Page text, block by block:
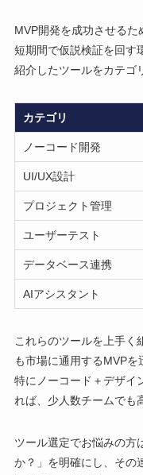
MVP開発を成功させるた
短期間で仮説検証を回す
紹介したツールをカテゴ
カテゴリ
ノーコード開発
UI/UX設計
プロジェクト管理
ユーザーテスト
データベース連携
AIアシスタント
これらのツールを上手く
も市場に通用するMVPを
特にノーコード＋デザイ
れば、少人数チームでも
ツール選定でお悩みの方
か？」を明確にし、その